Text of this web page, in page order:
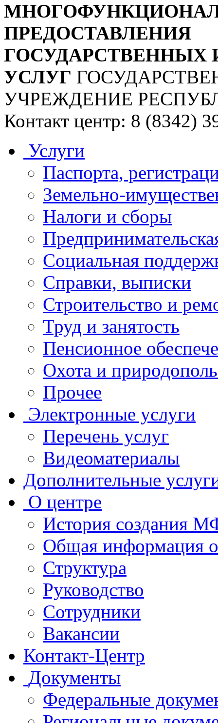
ПРЕДОСТАВЛЕНИЯ
УСЛУГ
УЧРЕЖДЕНИЕ
Контакт центр: 8 (8342)
Услуги
Паспорта,
Земельно-
Налоги и сборы
Социальная
Справки, выписки
Строительство и
Труд и занятость
Пенсионное
Охота и
Прочее
Электронные услуги
Перечень услуг
Видеоматериалы
Дополнительные
О центре
История создания
Общая
Структура
Руководство
Сотрудники
Вакансии
Контакт-Центр
Документы
Федеральные